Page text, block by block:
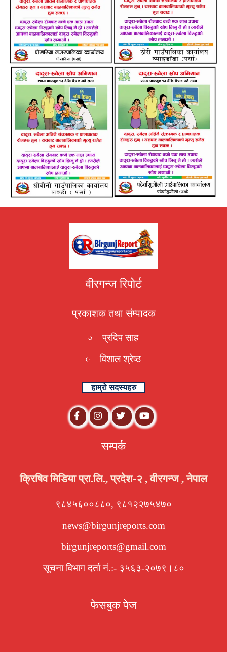
वीरगन्ज रिपोर्ट
प्रकाशक तथा संम्पादक
प्रदिप साह
विशाल श्रेष्ठ
हाम्रो सदस्यहरु
सम्पर्क
क्रिषिव मिडिया प्रा.लि., प्रदेश-२ , वीरगन्ज , नेपाल
९८४५६००८८०, ९८१२२७५४७०
news@birgunjreports.com
birgunjreports@gmail.com
सूचना विभाग दर्ता नं.:- ३५६३-२०७९।८०
फेसबुक पेज